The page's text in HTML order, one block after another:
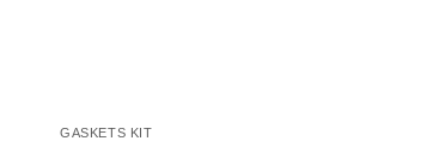
GASKETS KIT